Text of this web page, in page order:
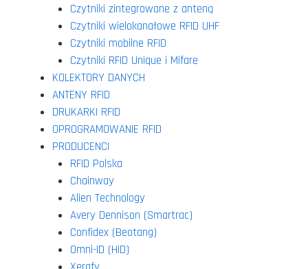
Czytniki zintegrowane z anteną
Czytniki wielokanałowe RFID UHF
Czytniki mobilne RFID
Czytniki RFID Unique i Mifare
KOLEKTORY DANYCH
ANTENY RFID
DRUKARKI RFID
OPROGRAMOWANIE RFID
PRODUCENCI
RFID Polska
Chainway
Alien Technology
Avery Dennison (Smartrac)
Confidex (Beotang)
Omni-ID (HID)